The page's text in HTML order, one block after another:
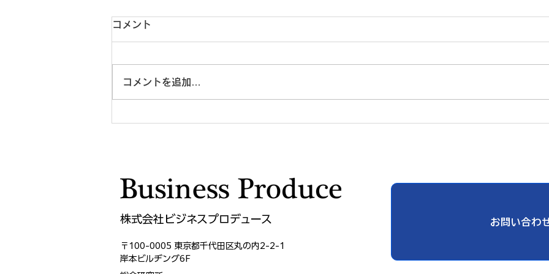
管理職でなくても、リーダー
影響力」
「自分に満足している」と言
技術
コメント
コメントを追加…
株式会社ビジネスプロデュース
〒100-0005 東京都千代田区丸の内2-2-1
岸本ビルヂング6F
お問い合わ